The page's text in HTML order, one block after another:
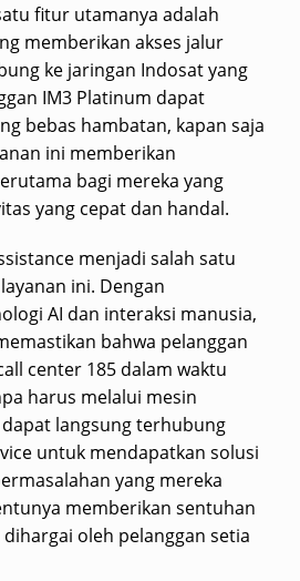
fitur utamanya adalah
memberikan akses jalur
ke jaringan Indosat yang
IM3 Platinum dapat
bebas hambatan, kapan saja
ini memberikan
bagi mereka yang
yang cepat dan handal.
menjadi salah satu
ini. Dengan
AI dan interaksi manusia,
bahwa pelanggan
center 185 dalam waktu
harus melalui mesin
langsung terhubung
untuk mendapatkan solusi
yang mereka
memberikan sentuhan
oleh pelanggan setia